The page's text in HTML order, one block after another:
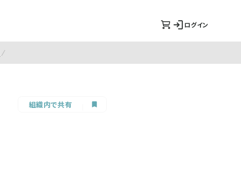
ログイン
組織内で共有